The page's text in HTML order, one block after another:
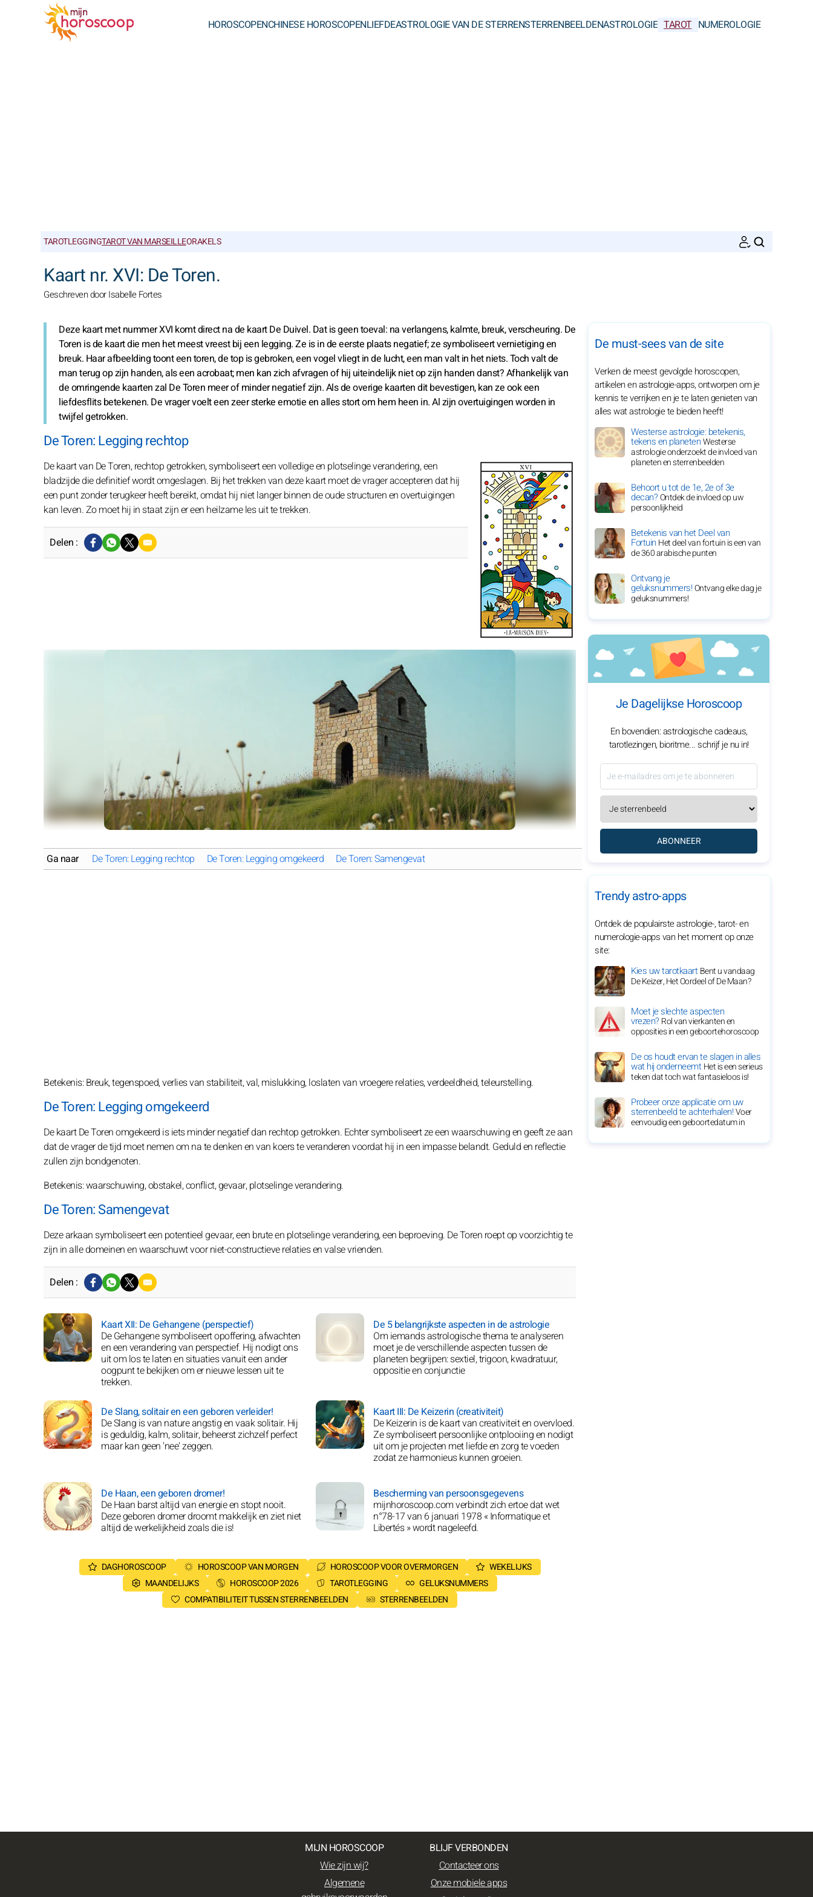
HOROSCOPENCHINESE HOROSCOPENLIEFDEASTROLOGIE VAN DE STERRENSTERRENBEELDENASTROLOGIE TAROT NUMEROLOGIE
TAROTLEGGINGTAROT VAN MARSEILLEORAKELS
Kaart nr. XVI: De Toren.
Geschreven door Isabelle Fortes
Deze kaart met nummer XVI komt direct na de kaart De Duivel. Dat is geen toeval: na verlangens, kalmte, breuk, verscheuring. De
Toren is de kaart die men het meest vreest bij een legging. Ze is in de eerste plaats negatief; ze symboliseert vernietiging en
breuk. Haar afbeelding toont een toren, de top is gebroken, een vogel vliegt in de lucht, een man valt in het niets. Toch valt de
man terug op zijn handen, als een acrobaat; men kan zich afvragen of hij uiteindelijk niet op zijn handen danst? Afhankelijk van
de omringende kaarten zal De Toren meer of minder negatief zijn. Als de overige kaarten dit bevestigen, kan ze ook een
liefdesflits betekenen. De vrager voelt een zeer sterke emotie en alles stort om hem heen in. Al zijn overtuigingen worden in
twijfel getrokken.
De Toren: Legging rechtop
De kaart van De Toren, rechtop getrokken, symboliseert een volledige en plotselinge verandering, een
bladzijde die definitief wordt omgeslagen. Bij het trekken van deze kaart moet de vrager accepteren dat hij
een punt zonder terugkeer heeft bereikt, omdat hij niet langer binnen de oude structuren en overtuigingen
kan leven. Zo moet hij in staat zijn er een heilzame les uit te trekken.
Delen :
Ga naar De Toren: Legging rechtop De Toren: Legging omgekeerd De Toren: Samengevat
Betekenis: Breuk, tegenspoed, verlies van stabiliteit, val, mislukking, loslaten van vroegere relaties, verdeeldheid, teleurstelling.
De Toren: Legging omgekeerd
De kaart De Toren omgekeerd is iets minder negatief dan rechtop getrokken. Echter symboliseert ze een waarschuwing en geeft ze aan
dat de vrager de tijd moet nemen om na te denken en van koers te veranderen voordat hij in een impasse belandt. Geduld en reflectie
zullen zijn bondgenoten.
Betekenis: waarschuwing, obstakel, conflict, gevaar, plotselinge verandering.
De Toren: Samengevat
Deze arkaan symboliseert een potentieel gevaar, een brute en plotselinge verandering, een beproeving. De Toren roept op voorzichtig te
zijn in alle domeinen en waarschuwt voor niet-constructieve relaties en valse vrienden.
Delen :
Kaart XII: De Gehangene (perspectief)
De Gehangene symboliseert opoffering, afwachten
en een verandering van perspectief. Hij nodigt ons
uit om los te laten en situaties vanuit een ander
oogpunt te bekijken om er nieuwe lessen uit te
trekken.
De 5 belangrijkste aspecten in de astrologie
Om iemands astrologische thema te analyseren
moet je de verschillende aspecten tussen de
planeten begrijpen: sextiel, trigoon, kwadratuur,
oppositie en conjunctie
De Slang, solitair en een geboren verleider!
De Slang is van nature angstig en vaak solitair. Hij
is geduldig, kalm, solitair, beheerst zichzelf perfect
maar kan geen 'nee' zeggen.
Kaart III: De Keizerin (creativiteit)
De Keizerin is de kaart van creativiteit en overvloed.
Ze symboliseert persoonlijke ontplooiing en nodigt
uit om je projecten met liefde en zorg te voeden
zodat ze harmonieus kunnen groeien.
De Haan, een geboren dromer!
De Haan barst altijd van energie en stopt nooit.
Deze geboren dromer droomt makkelijk en ziet niet
altijd de werkelijkheid zoals die is!
Bescherming van persoonsgegevens
mijnhoroscoop.com verbindt zich ertoe dat wet
n°78-17 van 6 januari 1978 « Informatique et
Libertés » wordt nageleefd.
DAGHOROSCOOP HOROSCOOP VAN MORGEN HOROSCOOP VOOR OVERMORGEN
WEKELIJKS
MAANDELIJKS
HOROSCOOP 2026 TAROTLEGGING
GELUKSNUMMERS
COMPATIBILITEIT TUSSEN STERRENBEELDEN
STERRENBEELDEN
De must-sees van de site
Verken de meest gevolgde horoscopen,
artikelen en astrologie-apps, ontworpen om je
kennis te verrijken en je te laten genieten van
alles wat astrologie te bieden heeft!
Westerse astrologie: betekenis,
tekens en planetenWesterse
astrologie onderzoekt de invloed van
planeten en sterrenbeelden
Behoort u tot de 1e, 2e of 3e
decan?Ontdek de invloed op uw
persoonlijkheid
Betekenis van het Deel van
FortuinHet deel van fortuin is een van
de 360 arabische punten
Ontvang je
geluksnummers!Ontvang elke dag je
geluksnummers!
Je Dagelijkse Horoscoop
En bovendien: astrologische cadeaus,
tarotlezingen, bioritme... schrijf je nu in!
ABONNEER
Trendy astro-apps
Ontdek de populairste astrologie-, tarot- en
numerologie-apps van het moment op onze
site:
Kies uw tarotkaartBent u vandaag
De Keizer, Het Oordeel of De Maan?
Moet je slechte aspecten
vrezen?Rol van vierkanten en
opposities in een geboortehoroscoop
De os houdt ervan te slagen in alles
wat hij onderneemtHet is een serieus
teken dat toch wat fantasieloos is!
Probeer onze applicatie om uw
sterrenbeeld te achterhalen!Voer
eenvoudig een geboortedatum in
MIJN HOROSCOOP
Wie zijn wij?
Algemene
BLIJF VERBONDEN
Contacteer ons
Onze mobiele apps